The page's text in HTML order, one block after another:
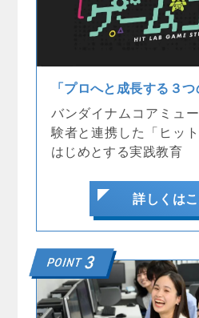
「プロへと成長する３つ
バンダイナムコアミュ
験者と連携した「ヒッ
はじめとする実践教育
詳しくは